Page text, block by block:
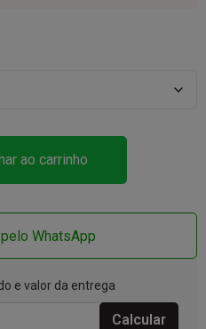
ao carrinho
WhatsApp
e valor da entrega